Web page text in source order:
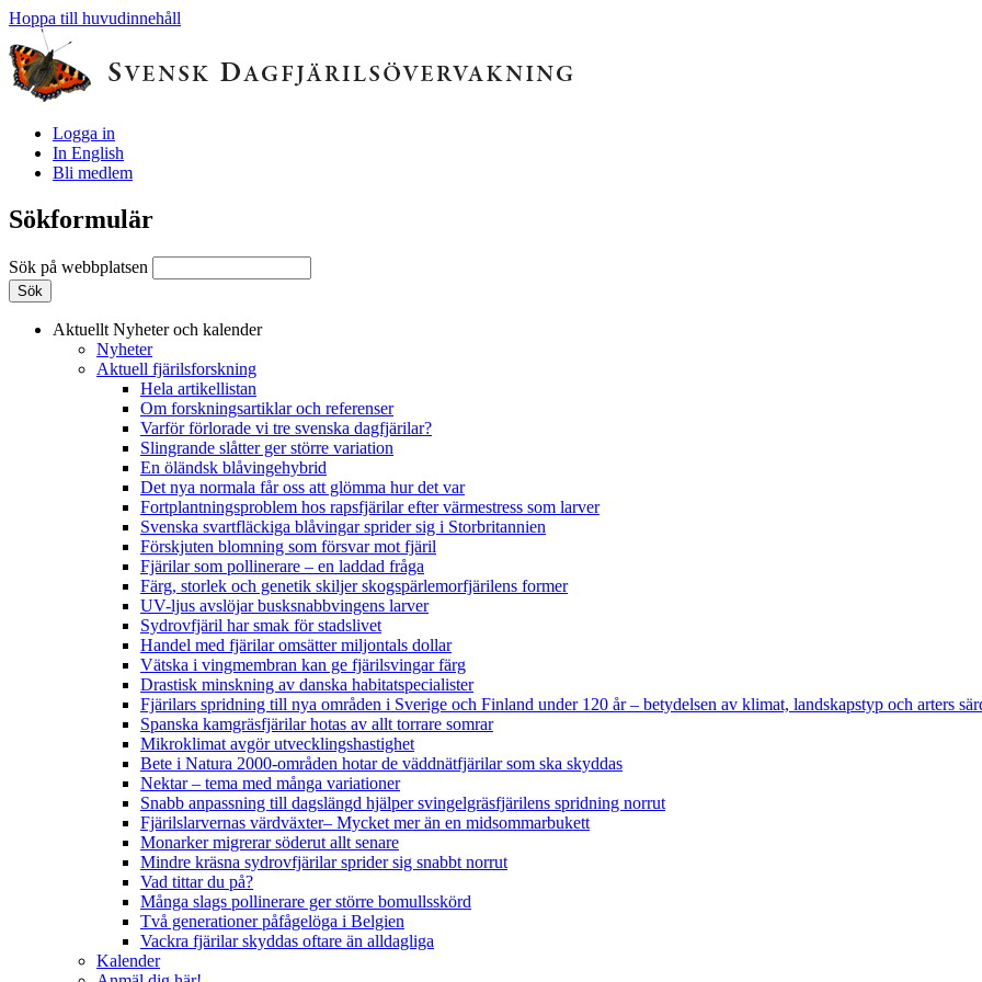
Hoppa till huvudinnehåll
Logga in
In English
Bli medlem
Sökformulär
Sök på webbplatsen
Aktuellt Nyheter och kalender
Nyheter
Aktuell fjärilsforskning
Hela artikellistan
Om forskningsartiklar och referenser
Varför förlorade vi tre svenska dagfjärilar?
Slingrande slåtter ger större variation
En öländsk blåvingehybrid
Det nya normala får oss att glömma hur det var
Fortplantningsproblem hos rapsfjärilar efter värmestress som larver
Svenska svartfläckiga blåvingar sprider sig i Storbritannien
Förskjuten blomning som försvar mot fjäril
Fjärilar som pollinerare – en laddad fråga
Färg, storlek och genetik skiljer skogspärlemorfjärilens former
UV-ljus avslöjar busksnabbvingens larver
Sydrovfjäril har smak för stadslivet
Handel med fjärilar omsätter miljontals dollar
Vätska i vingmembran kan ge fjärilsvingar färg
Drastisk minskning av danska habitatspecialister
Fjärilars spridning till nya områden i Sverige och Finland under 120 år– betydelsen av klimat, landskapstyp och arters
Spanska kamgräsfjärilar hotas av allt torrare somrar
Mikroklimat avgör utvecklingshastighet
Bete i Natura 2000-områden hotar de väddnätfjärilar som ska skyddas
Nektar – tema med många variationer
Snabb anpassning till dagslängd hjälper svingelgräsfjärilens spridning norrut
Fjärilslarvernas värdväxter– Mycket mer än en midsommarbukett
Monarker migrerar söderut allt senare
Mindre kräsna sydrovfjärilar sprider sig snabbt norrut
Vad tittar du på?
Många slags pollinerare ger större bomullsskörd
Två generationer påfågelöga i Belgien
Vackra fjärilar skyddas oftare än alldagliga
Kalender